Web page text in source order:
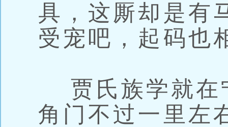
具，这厮却是有
受宠吧，起码也
贾氏族学就在
角门不过一里左